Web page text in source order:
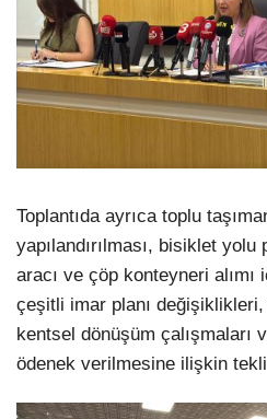
Toplantıda ayrıca toplu
yapılandırılması, bisiklet
aracı ve çöp konteyneri alımı
çeşitli imar planı değişiklikleri,
kentsel dönüşüm çalışmaları
ödenek verilmesine ilişkin